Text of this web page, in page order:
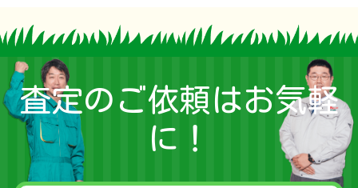
査定のご依頼はお気軽
に！